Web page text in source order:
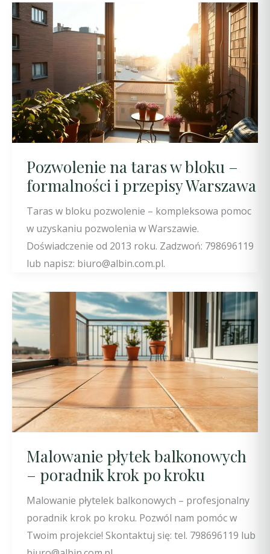
Pozwolenie na taras w bloku –
formalności i przepisy Warszawa
Taras w bloku pozwolenie – kompleksowa pomoc
w uzyskaniu pozwolenia w Warszawie.
Doświadczenie od 2013 roku. Zadzwoń: 798696119
lub napisz: biuro@albin.com.pl.
Malowanie płytek balkonowych
– poradnik krok po kroku
Malowanie płytelek balkonowych – profesjonalny
poradnik krok po kroku. Pozwól nam pomóc w
Twoim projekcie! Skontaktuj się: tel. 798696119 lub